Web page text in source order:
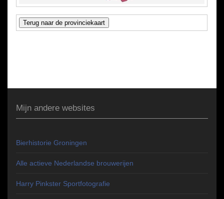
Mijn andere websites
Bierhistorie Groningen
Alle actieve Nederlandse brouwerijen
Harry Pinkster Sportfotografie